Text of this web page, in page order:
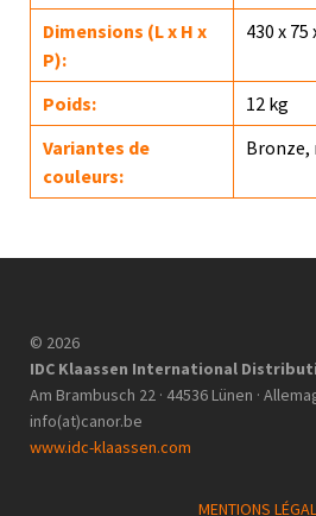
Dimensions (L x H x
P):
430 x
Poids:
12 kg
Variantes de
couleurs:
© 2026
IDC Klaassen International
Am Brambusch 22 · 44536 Lünen ·
info(at)canor.be
www.idc-klaassen.com
MENTIONS